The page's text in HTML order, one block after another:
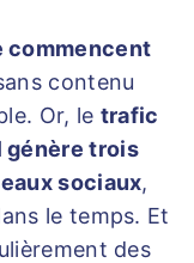
commencent
contenu
Or, le trafic
génère trois
sociaux,
le temps. Et
des